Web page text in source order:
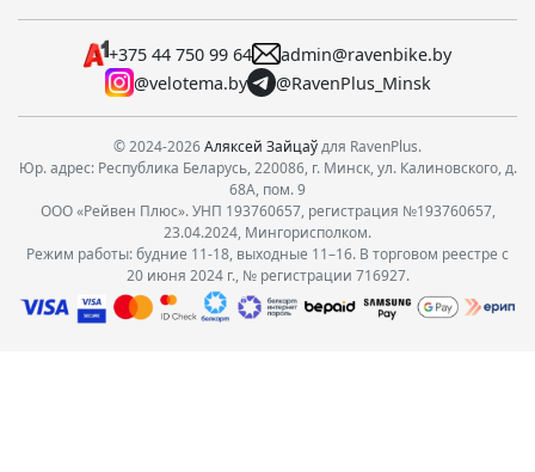
+375 44 750 99 64
admin@ravenbike.by
@velotema.by
@RavenPlus_Minsk
© 2024-2026Аляксей Зайцаўдля RavenPlus.
Юр. адрес: Республика Беларусь, 220086, г. Минск, ул. Калиновского, д.
68А, пом. 9
ООО «Рейвен Плюс». УНП 193760657, регистрация №193760657,
23.04.2024, Мингорисполком.
Режим работы: будние 11-18, выходные 11–16. В торговом реестре с
20 июня 2024 г., № регистрации 716927.